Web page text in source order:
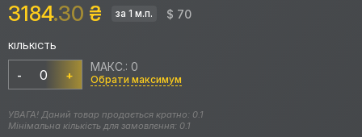
3184.30 ₴ за 1 м.п. $ 70
КІЛЬКІСТЬ
- +
МАКС.: 0
Обрати максимум
УВАГА! Даний товар продається кратно: 0.1
Мінімальна кількість для замовлення: 0.1